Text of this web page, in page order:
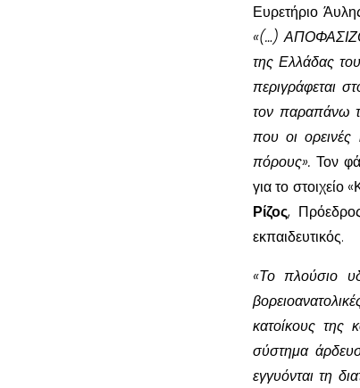
Ευρετήριο
«(…)
της Ελλάδας
περιγράφεται
τον παραπάνω
που οι ορεινές
πόρους». Τον
για το στοιχείο
Ρίζος,
εκπαιδευτικός.
«Το πλούσιο
κατοίκους της
σύστημα
εγγυόνται τη